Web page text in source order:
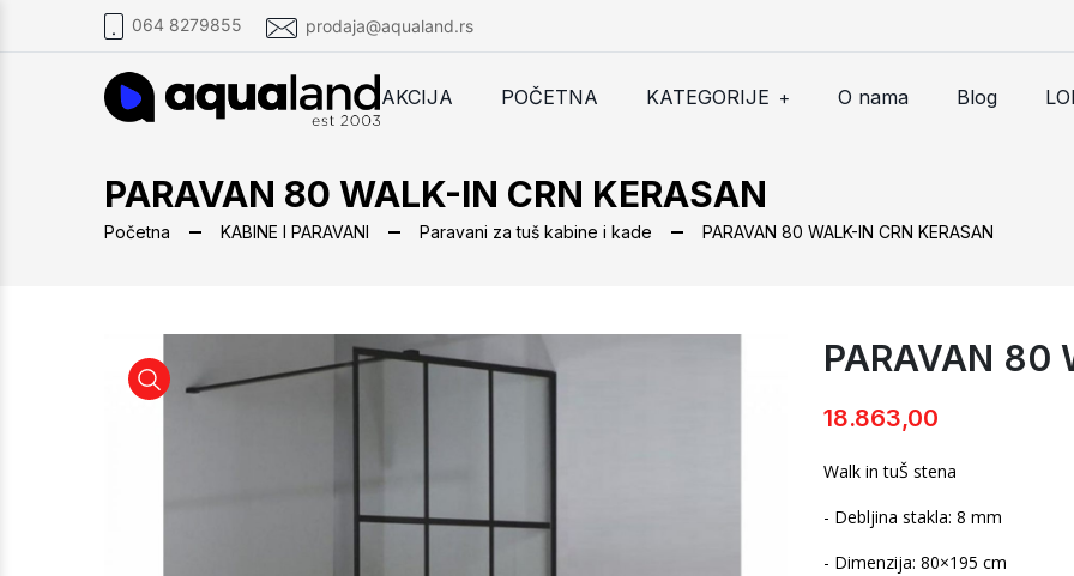
064 8279855 prodaja@aqualand.rs
AKCIJA POČETNA KATEGORIJE + O nama Blog
PARAVAN 80 WALK-IN CRN KERASAN
Početna KABINE I PARAVANI Paravani za tuš kabine i kade PARAVAN 80 WALK-IN CRN KERASAN
PARAVAN 80 WALK-IN CRN KERASAN
PARAVAN 80
18.863,00
Walk in tuŠ stena
- Debljina stakla: 8 mm
- Dimenzija: 80×195 cm